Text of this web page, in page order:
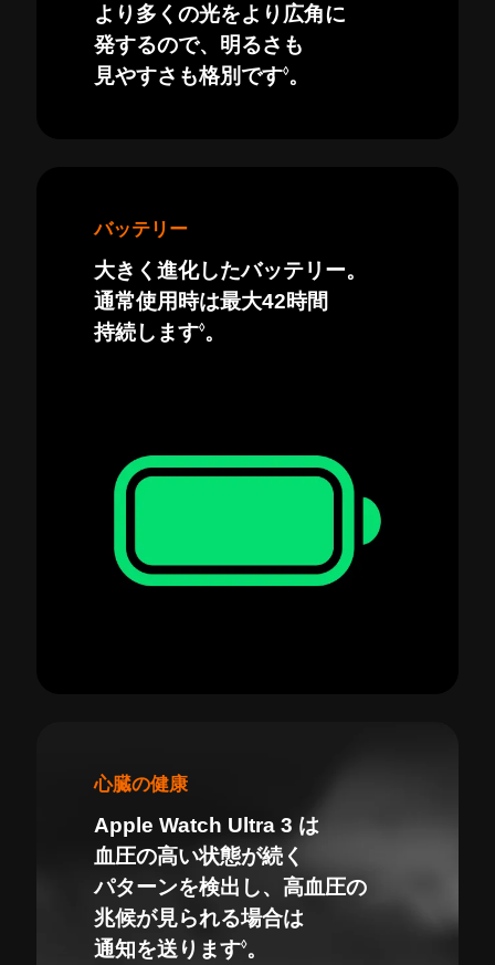
より多くの光をより広角に
発するので、明るさも
見やすさも格別です◊。
バッテリー
大きく進化したバッテリー。
通常使用時は最大42時間
持続します◊。
心臓の健康
Apple Watch Ultra 3 は
血圧の高い状態が続く
パターンを検出し、高血圧の
兆候が見られる場合は
通知を送ります◊。